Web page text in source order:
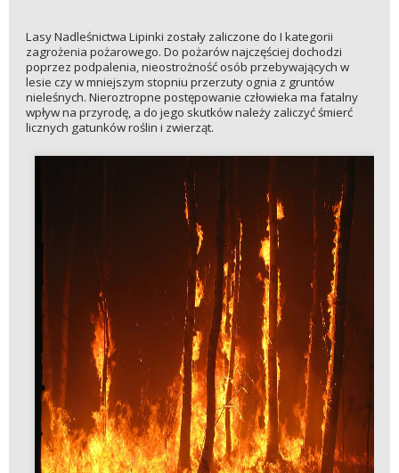
Lasy Nadleśnictwa Lipinki zostały zaliczone do I kategorii
zagrożenia pożarowego. Do pożarów najczęściej dochodzi
poprzez podpalenia, nieostrożność osób przebywających w
lesie czy w mniejszym stopniu przerzuty ognia z gruntów
nieleśnych. Nieroztropne postępowanie człowieka ma fatalny
wpływ na przyrodę, a do jego skutków należy zaliczyć śmierć
licznych gatunków roślin i zwierząt.